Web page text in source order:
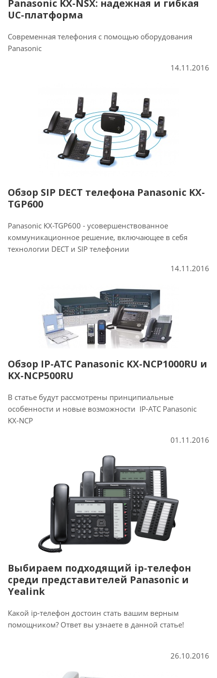
Panasonic KX-NSX: надежная и гибкая
UC-платформа
Современная телефония с помощью оборудования
Panasonic
14.11.2016
Обзор SIP DECT телефона Panasonic KX-
TGP600
Panasonic KX-TGP600 - усовершенствованное
коммуникационное решение, включающее в себя
технологии DECT и SIP телефонии
14.11.2016
Обзор IP-АТС Panasonic KX-NCP1000RU и
KX-NCP500RU
В статье будут рассмотрены принципиальные
особенности и новые возможности IP-АТС Panasonic
KX-NCP
01.11.2016
Выбираем подходящий ip-телефон
среди представителей Panasonic и
Yealink
Какой ip-телефон достоин стать вашим верным
помощником? Ответ вы узнаете в данной статье!
26.10.2016